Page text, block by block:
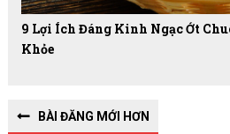
9 Lợi Ích Đáng Kinh Ngạc Ớt
Khỏe
BÀI ĐĂNG MỚI HƠN